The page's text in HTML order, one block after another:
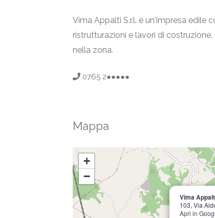
Vima Appalti S.r.l. è un'impresa edile
ristrutturazioni e lavori di
nella zona.
0765 2●●●●●
Mappa
Vima
103, Via
Apri in
+
−